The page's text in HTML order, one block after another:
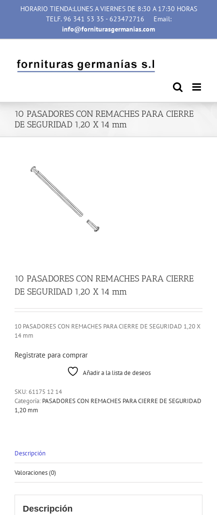
HORARIO TIENDA:LUNES A VIERNES DE 8:30 A 17:30 HORAS
TELF. 96 341 53 35 - 623472716
Email:
info@forniturasgermanias.com
10 PASADORES CON REMACHES PARA CIERRE
DE SEGURIDAD 1,20 X 14 mm
10 PASADORES CON REMACHES PARA CIERRE
DE SEGURIDAD 1,20 X 14 mm
10 PASADORES CON REMACHES PARA CIERRE DE SEGURIDAD 1,20 X
14 mm
Registrate para comprar
Añadir a la lista de deseos
SKU:61175 12 14
Categoría: PASADORES CON REMACHES PARA CIERRE DE SEGURIDAD
1,20 mm
Descripción
Valoraciones (0)
Descripción